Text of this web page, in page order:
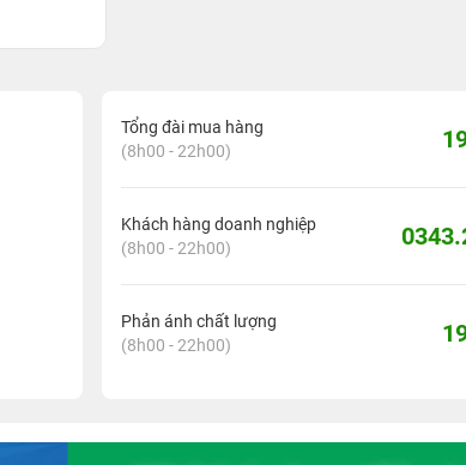
Tổng đài mua hàng
(8h00 - 22h00)
Khách hàng doanh nghiệp
(8h00 - 22h00)
Phản ánh chất lượng
(8h00 - 22h00)